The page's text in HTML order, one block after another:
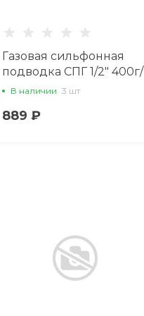
Газовая сильфонная
подводка СПГ 1/2" 400г/
ш MQAW400
В наличии 3 шт
889 ₽